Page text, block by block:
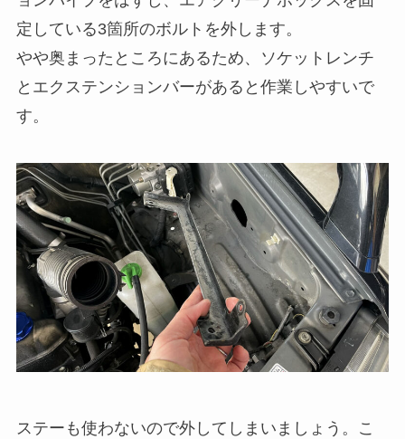
定している3箇所のボルトを外します。
やや奥まったところにあるため、ソケットレンチ
とエクステンションバーがあると作業しやすいで
す。
ステーも使わないので外してしまいましょう。こ